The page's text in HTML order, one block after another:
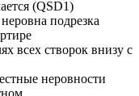
(QSD1)
подрезка
всех створок внизу с
неровности